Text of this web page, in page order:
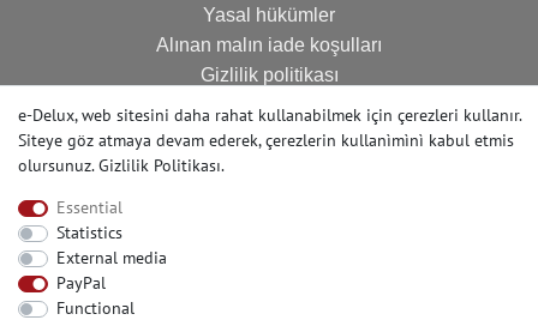
Yasal hükümler
Alınan malın iade koşulları
Gizlilik politikası
Imprint
İptal formu
Yardıma mı ihtiyacınız var? Bizi arayın:
e-Delux, web sitesini daha rahat kullanabilmek için çerezleri kullanır.
Siteye göz atmaya devam ederek, çerezlerin kullanìmìnì kabul etmis
olursunuz.Gizlilik Politikası.
Essential
Statistics
External media
PayPal
Functional